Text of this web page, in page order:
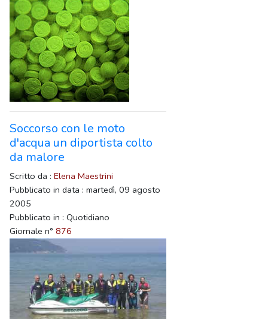
Soccorso con le moto
d'acqua un diportista colto
da malore
Scritto da : Elena Maestrini
Pubblicato in data : martedì, 09 agosto
2005
Pubblicato in : Quotidiano
Giornale n° 876